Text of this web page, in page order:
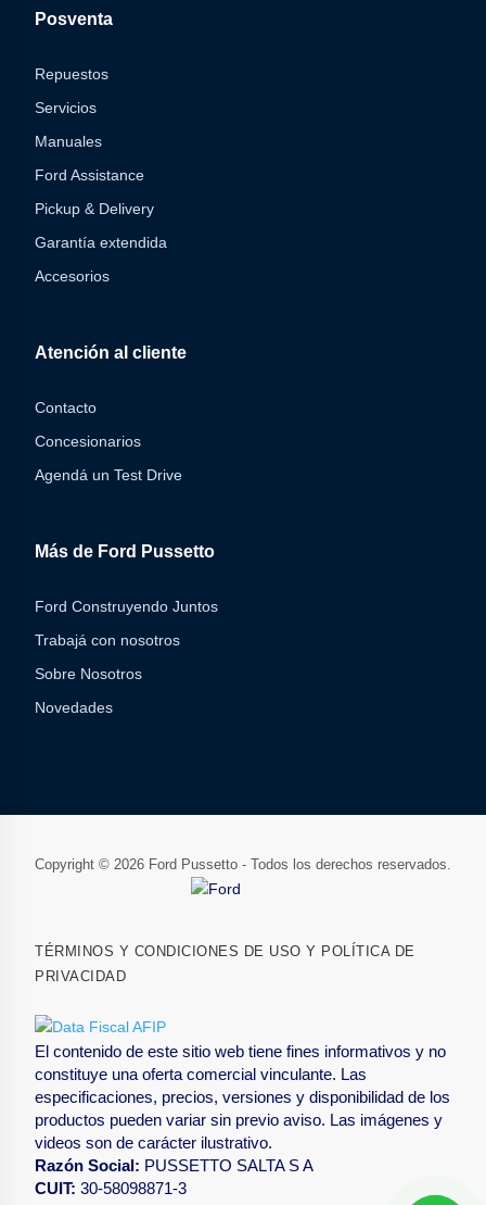
Posventa
Repuestos
Servicios
Manuales
Ford Assistance
Pickup & Delivery
Garantía extendida
Accesorios
Atención al cliente
Contacto
Concesionarios
Agendá un Test Drive
Más de Ford Pussetto
Ford Construyendo Juntos
Trabajá con nosotros
Sobre Nosotros
Novedades
Copyright © 2026 Ford Pussetto - Todos los derechos reservados.
TÉRMINOS Y CONDICIONES DE USO Y POLÍTICA DE
PRIVACIDAD
El contenido de este sitio web tiene fines informativos y no
constituye una oferta comercial vinculante. Las
especificaciones, precios, versiones y disponibilidad de los
productos pueden variar sin previo aviso. Las imágenes y
videos son de carácter ilustrativo.
Razón Social: PUSSETTO SALTA S A
CUIT: 30-58098871-3